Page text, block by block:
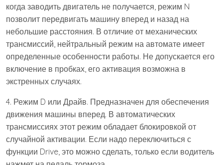
когда заводить двигатель не получается, режим N
позволит передвигать машину вперед и назад на
небольшие расстояния. В отличие от механических
трансмиссий, нейтральный режим на автомате имеет
определенные особенности работы. Не допускается его
включение в пробках, его активация возможна в
экстренных случаях.
4. Режим D или Драйв. Предназначен для обеспечения
движения машины вперед. В автоматических
трансмиссиях этот режим обладает блокировкой от
случайной активации. Если надо переключиться с
функции Drive, это можно сделать, только если водитель